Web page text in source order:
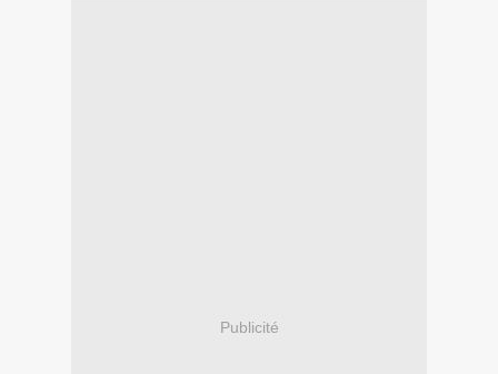
Publicité